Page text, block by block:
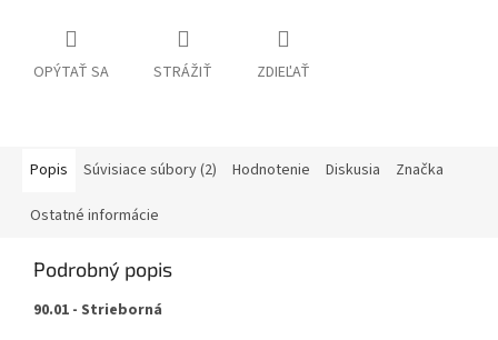
OPÝTAŤ SA STRÁŽIŤ ZDIEĽAŤ
Popis Súvisiace súbory (2) Hodnotenie Diskusia Značka
Ostatné informácie
Podrobný popis
90.01 - Strieborná